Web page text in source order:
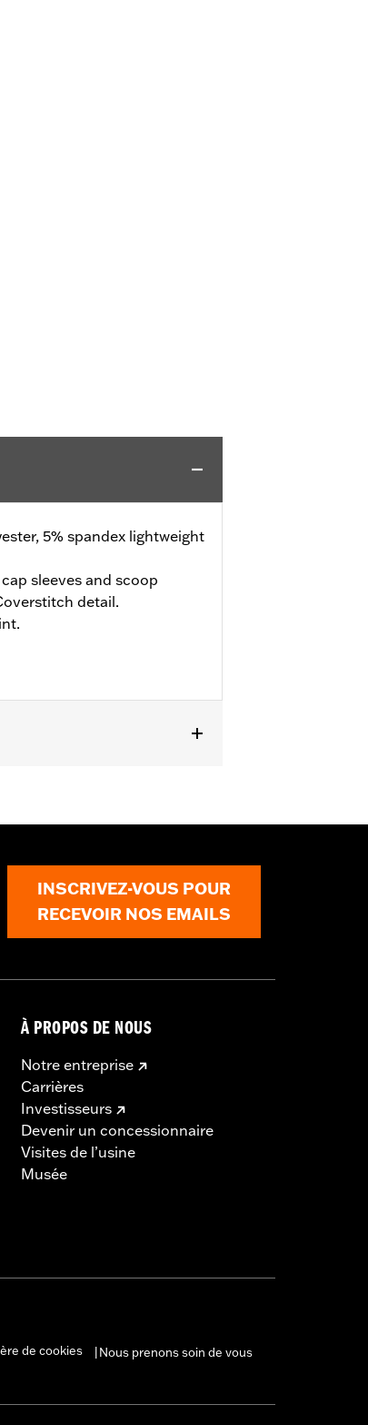
5% spandex lightweight
sleeves and scoop
detail.
INSCRIVEZ-VOUS POUR
RECEVOIR NOS EMAILS
À PROPOS DE NOUS
Notre entreprise
Carrières
Investisseurs
Devenir un concessionnaire
Visites de l’usine
Musée
de cookies Nous prenons soin de vous